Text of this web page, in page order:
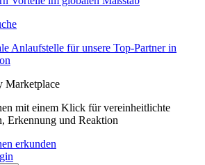
Anlaufstelle für unsere Top-Partner in
Marketplace
mit einem Klick für vereinheitlichte
Erkennung und Reaktion
erkunden